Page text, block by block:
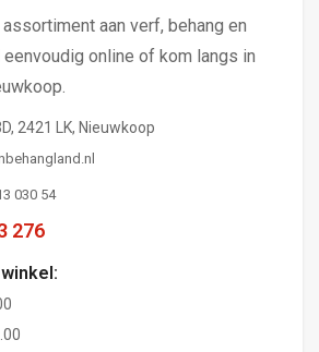
aan verf, behang en
online of kom langs in
2421 LK, Nieuwkoop
030 54
276